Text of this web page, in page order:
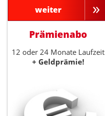
weiter
Prämienabo
12 oder 24 Monate Laufzeit
+ Geldprämie!